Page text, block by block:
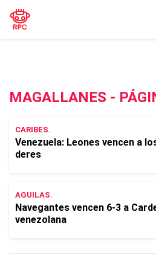
MAGALLANES -
CARIBES.
Venezuela: Leones vencen a
deres
AGUILAS.
Navegantes vencen 6-3 a
venezolana